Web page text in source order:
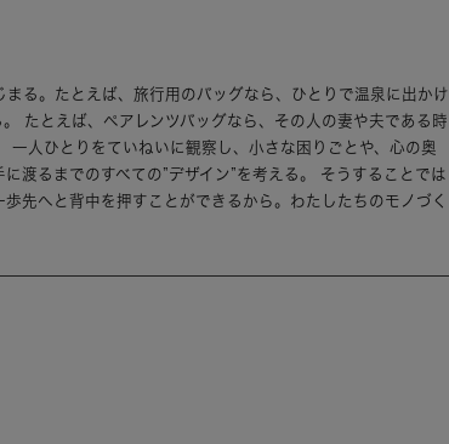
る。たとえば、旅行用のバッグなら、ひとりで温泉に出かけ
たとえば、ペアレンツバッグなら、その人の妻や夫である時
人ひとりをていねいに観察し、小さな困りごとや、心の奥
渡るまでのすべての”デザイン”を考える。 そうすることでは
先へと背中を押すことができるから。わたしたちのモノづく